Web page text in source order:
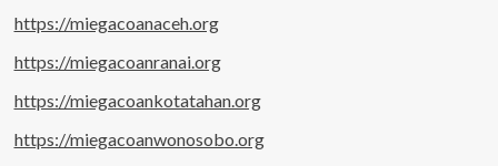
https://miegacoanaceh.org
https://miegacoanranai.org
https://miegacoankotatahan.org
https://miegacoanwonosobo.org